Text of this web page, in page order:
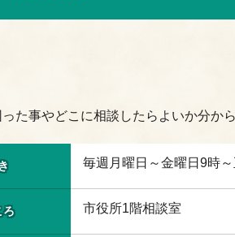
た事やどこに相談したらよいか分か
毎週月曜日～金曜日9時
ろ 市役所1階相談室